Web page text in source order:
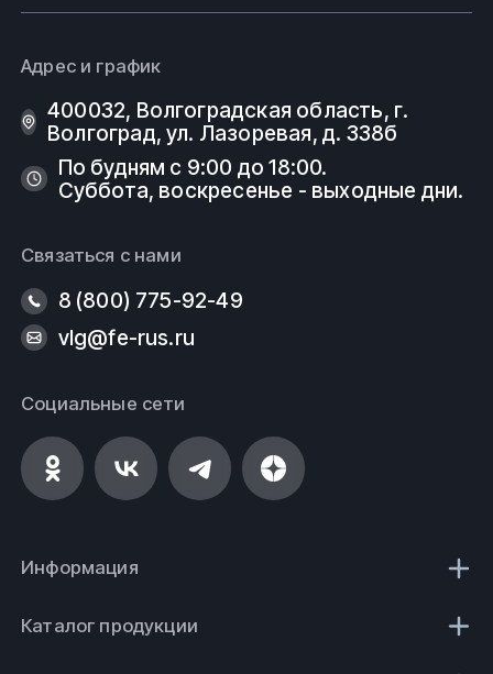
Адрес и график
400032, Волгоградская область, г.
Волгоград, ул. Лазоревая, д. 338б
По будням с 9:00 до 18:00.
Суббота, воскресенье - выходные дни.
Связаться с нами
8 (800) 775-92-49
vlg@fe-rus.ru
Социальные сети
Информация
Каталог продукции